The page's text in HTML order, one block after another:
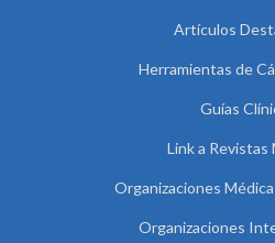
Artículos
Herramientas de
Guías
Link a Revistas
Organizaciones
Organizaciones